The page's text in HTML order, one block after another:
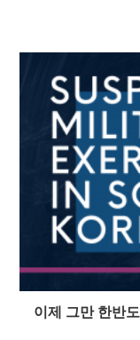
이제 그만 한반